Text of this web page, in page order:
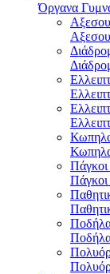
Όργανα
Πάγκοι
Πάγκοι